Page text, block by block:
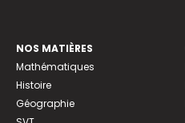
NOS MATIÈRES
Mathématiques
Histoire
Géographie